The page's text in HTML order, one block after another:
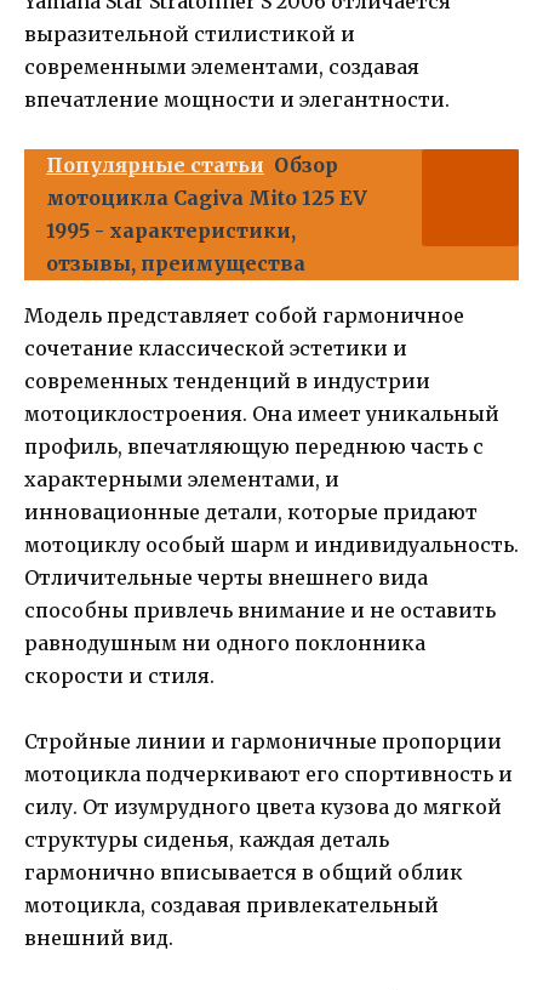
выразительной стилистикой и
современными элементами, создавая
впечатление мощности и элегантности.
Популярные статьи Обзор
мотоцикла Cagiva Mito 125 EV
1995 - характеристики,
отзывы, преимущества
Модель представляет собой гармоничное
сочетание классической эстетики и
современных тенденций в индустрии
мотоциклостроения. Она имеет уникальный
профиль, впечатляющую переднюю часть с
характерными элементами, и
инновационные детали, которые придают
мотоциклу особый шарм и индивидуальность.
Отличительные черты внешнего вида
способны привлечь внимание и не оставить
равнодушным ни одного поклонника
скорости и стиля.
Стройные линии и гармоничные пропорции
мотоцикла подчеркивают его спортивность и
силу. От изумрудного цвета кузова до мягкой
структуры сиденья, каждая деталь
гармонично вписывается в общий облик
мотоцикла, создавая привлекательный
внешний вид.